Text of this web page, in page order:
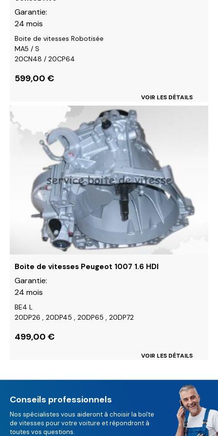
Garantie:
24 mois
Boite de vitesses Robotisée
MA5 / S
20CN48 / 20CP64
599,00 €
VOIR LES DÉTAILS
Boite de vitesses Peugeot 1007 1.6 HDI
Garantie:
24 mois
BE4 L
20DP26 , 20DP45 , 20DP65 , 20DP72
499,00 €
VOIR LES DÉTAILS
Ce
produit
plusieurs
options
peuvent
choisies
du
Conseils professionnels
Nos spécialistes vous aideront à choisir la boîte
de vitesses pour votre voiture et répondront à
toutes vos questions.